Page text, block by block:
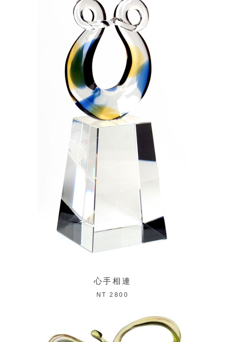
心手相連
NT 2800